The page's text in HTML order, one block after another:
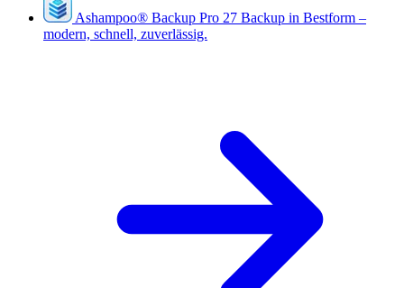
Ashampoo® Backup Pro 27 Backup in Bestform –
modern, schnell, zuverlässig.